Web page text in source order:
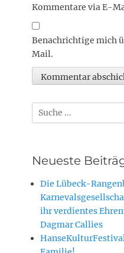
Kommentare via E-
Benachrichtige mich
Mail.
Suchen
nach:
Neueste
Die Lübeck-
ihr verdientes
Dagmar Callies